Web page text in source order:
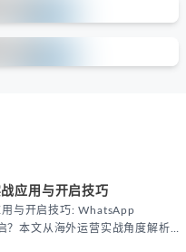
应用与开启技巧
与开启技巧: WhatsApp
？本文从海外运营实战角度解析